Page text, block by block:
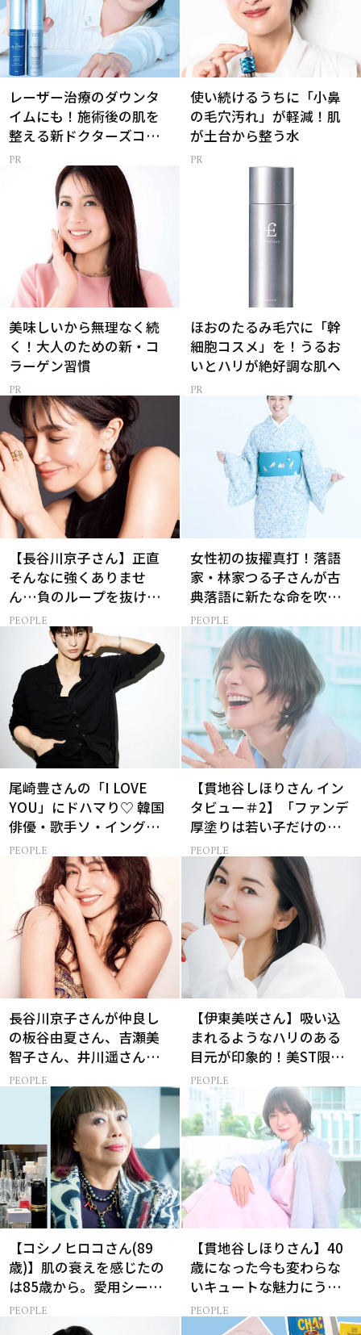
レーザー治療のダウンタ
イムにも！施術後の肌を
整える新ドクターズコス
メ
使い続けるうちに「小鼻
の毛穴汚れ」が軽減！肌
が土台から整う水
美味しいから無理なく続
く！大人のための新・コ
ラーゲン習慣
ほおのたるみ毛穴に「幹
細胞コスメ」を！うるお
いとハリが絶好調な肌へ
【長谷川京子さん】正直
そんなに強くありませ
ん…負のループを抜ける
15分の習慣とは?
PEOPLE
女性初の抜擢真打！落語
家・林家つる子さんが古
典落語に新たな命を吹き
込み続ける理由
PEOPLE
尾崎豊さんの「I LOVE
YOU」にドハマり♡ 韓国
俳優・歌手ソ・イングク
さんの音楽がすべての人
生って？
PEOPLE
【貫地谷しほりさん イン
タビュー＃2】「ファンデ
厚塗りは若い子だけの特
権！」40代の今、たどり
着いたこだわりの美容法
PEOPLE
長谷川京子さんが仲良し
の板谷由夏さん、吉瀬美
智子さん、井川遥さんと
集まる理由は…
PEOPLE
【伊東美咲さん】吸い込
まれるようなハリのある
目元が印象的！美ST限定
特別画像集
PEOPLE
【コシノヒロコさん(89
歳)】肌の衰えを感じたの
は85歳から。愛用シート
マスクはルルルン！
PEOPLE
【貫地谷しほりさん】40
歳になった今も変わらな
いキュートな魅力にうっ
とり【美ST限定画像】
PEOPLE